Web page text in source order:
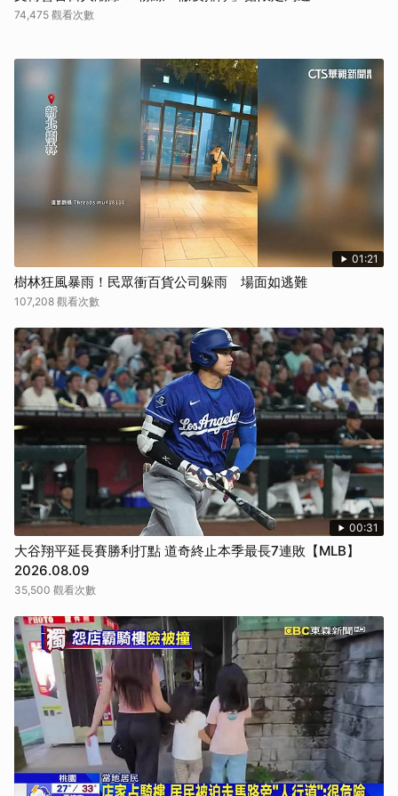
74,475 觀看次數
01:21
樹林狂風暴雨！民眾衝百貨公司躲雨 場面如逃難
107,208 觀看次數
00:31
大谷翔平延長賽勝利打點 道奇終止本季最長7連敗【MLB】
2026.08.09
35,500 觀看次數